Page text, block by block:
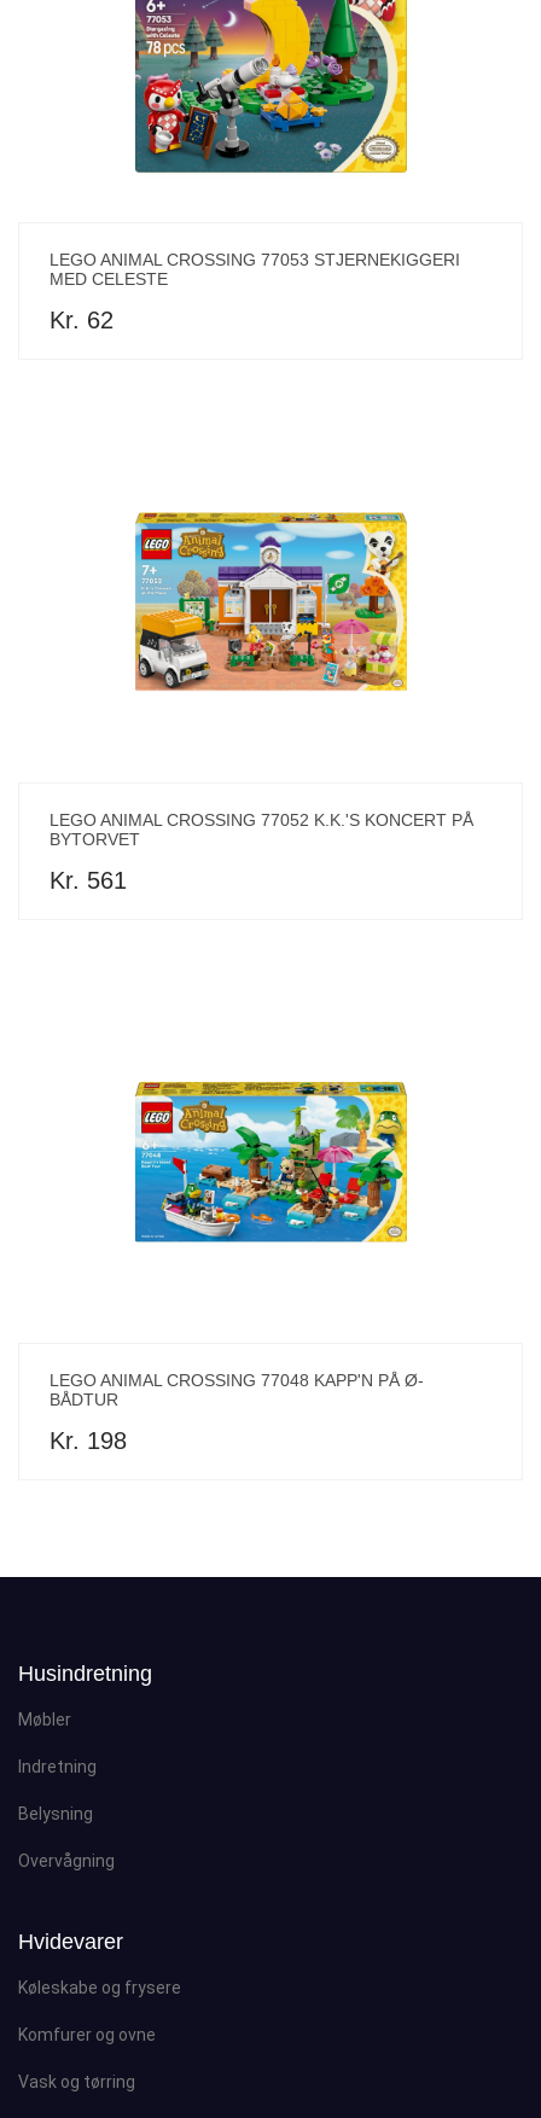
LEGO ANIMAL CROSSING 77053 STJERNEKIGGERI
MED CELESTE
Kr. 62
LEGO ANIMAL CROSSING 77052 K.K.'S KONCERT PÅ
BYTORVET
Kr. 561
LEGO ANIMAL CROSSING 77048 KAPP'N PÅ Ø-
BÅDTUR
Kr. 198
Husindretning
Møbler
Indretning
Belysning
Overvågning
Hvidevarer
Køleskabe og frysere
Komfurer og ovne
Vask og tørring